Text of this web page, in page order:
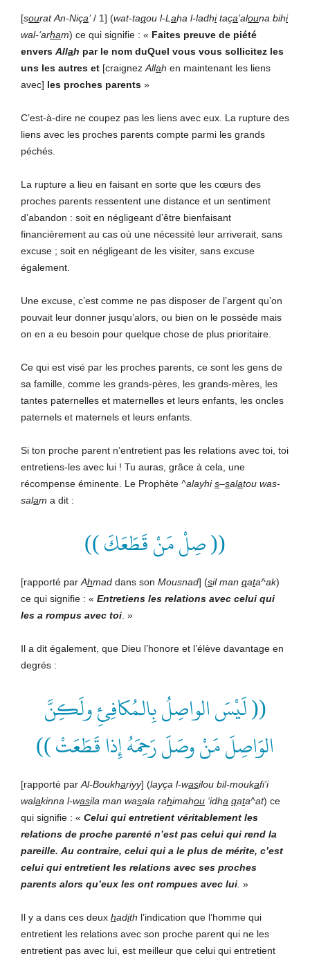
[sourat An-Niça’/ 1] (wat-taqou l-Laha l-ladhi taça’alouna bihi
wal-‘arham) ce qui signifie : « Faites preuve de piété
envers Allah par le nom duQuel vous vous sollicitez les
uns les autres et [craignezAllah en maintenant les liens
avec] les proches parents »
C’est-à-dire ne coupez pas les liens avec eux. La rupture des
liens avec les proches parents compte parmi les grands
péchés.
La rupture a lieu en faisant en sorte que les cœurs des
proches parents ressentent une distance et un sentiment
d’abandon : soit en négligeant d’être bienfaisant
financièrement au cas où une nécessité leur arriverait, sans
excuse ; soit en négligeant de les visiter, sans excuse
également.
Une excuse, c’est comme ne pas disposer de l’argent qu’on
pouvait leur donner jusqu’alors, ou bien on le possède mais
on en a eu besoin pour quelque chose de plus prioritaire.
Ce qui est visé par les proches parents, ce sont les gens de
sa famille, comme les grands-pères, les grands-mères, les
tantes paternelles et maternelles et leurs enfants, les oncles
paternels et maternels et leurs enfants.
Si ton proche parent n’entretient pas les relations avec toi, toi
entretiens-les avec lui ! Tu auras, grâce à cela, une
récompense éminente. Le Prophète ^alayhi s–salatou was-
salam a dit :
(( صِلْ مَنْ قَطَعَكَ ))
[rapporté parAhmad dans son Mousnad] (sil man qata^ak)
ce qui signifie : « Entretiens les relations avec celui qui
les a rompus avec toi. »
Il a dit également, que Dieu l’honore et l’élève davantage en
degrés :
(( لَيْسَ الواصِلُ بِالـمُكافِئِ ولَكِنَّ
الوَاصِلَ مَنْ وصَلَ رَحِمَهُ إِذا قَطَعَتْ ))
[rapporté parAl-Boukhariyy] (layça l-wasilou bil-moukafi’i
walakinna l-wasila man wasala rahimahou ‘idha qata^at) ce
qui signifie : « Celui qui entretient véritablement les
relations de proche parenté n’est pas celui qui rend la
pareille. Au contraire, celui qui a le plus de mérite, c’est
celui qui entretient les relations avec ses proches
parents alors qu’eux les ont rompues avec lui. »
Il y a dans ces deux hadith l’indication que l’homme qui
entretient les relations avec son proche parent qui ne les
entretient pas avec lui, est meilleur que celui qui entretient